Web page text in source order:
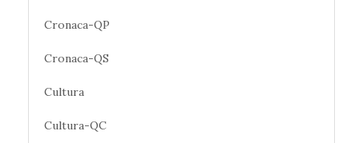
Cronaca-QP
Cronaca-QS
Cultura
Cultura-QC